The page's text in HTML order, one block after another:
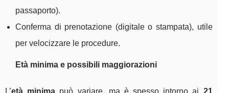
passaporto).
Conferma di prenotazione (digitale o stampata), utile
per velocizzare le procedure.
Età minima e possibili maggiorazioni